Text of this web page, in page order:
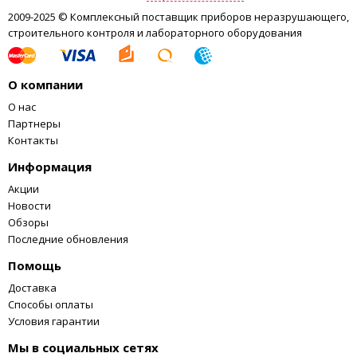
2009-2025 © Комплексный поставщик приборов неразрушающего,
строительного контроля и лабораторного оборудования
О компании
О нас
Партнеры
Контакты
Информация
Акции
Новости
Обзоры
Последние обновления
Помощь
Доставка
Способы оплаты
Условия гарантии
Мы в социальных сетях